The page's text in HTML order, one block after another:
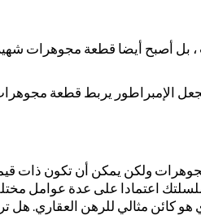
، بل أصبح أيضا قطعة مجوهرات
ولكن يمكن أن تكون ذات
اعتمادا على عدة عوامل
هو كائن مثالي للرهن العقاري.